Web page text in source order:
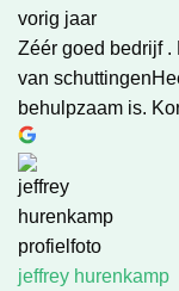
vorig jaar
Zéér goed bedrijf .
van
behulpzaam is.
jeffrey hurenkamp